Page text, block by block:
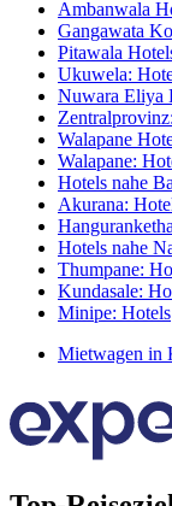
Ambanwala
Gangawata
Pitawala
Ukuwela:
Nuwara Eliya
Walapane
Walapane:
Hotels nahe
Akurana:
Hotels nahe
Thumpane:
Kundasale:
Minipe: Hotels
Mietwagen in